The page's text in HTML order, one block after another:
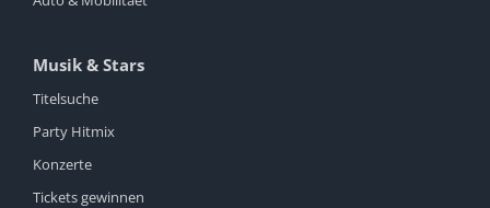
Musik & Stars
Titelsuche
Party Hitmix
Konzerte
Tickets gewinnen